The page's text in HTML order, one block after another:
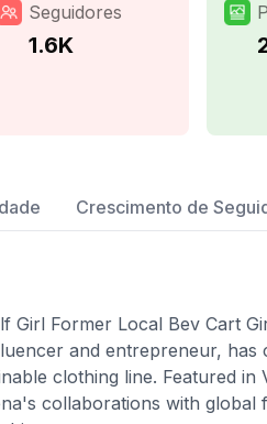
Seguidores
1.6K
Crescimento de
Girl Former Local Bev Cart
and entrepreneur,
clothing line. Featured
collaborations with